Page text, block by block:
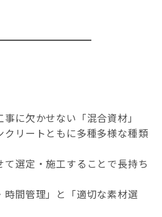
に欠かせない「混合資材」
クリートともに多種多様な種類
選定・施工することで長持ち
時間管理」と「適切な素材選